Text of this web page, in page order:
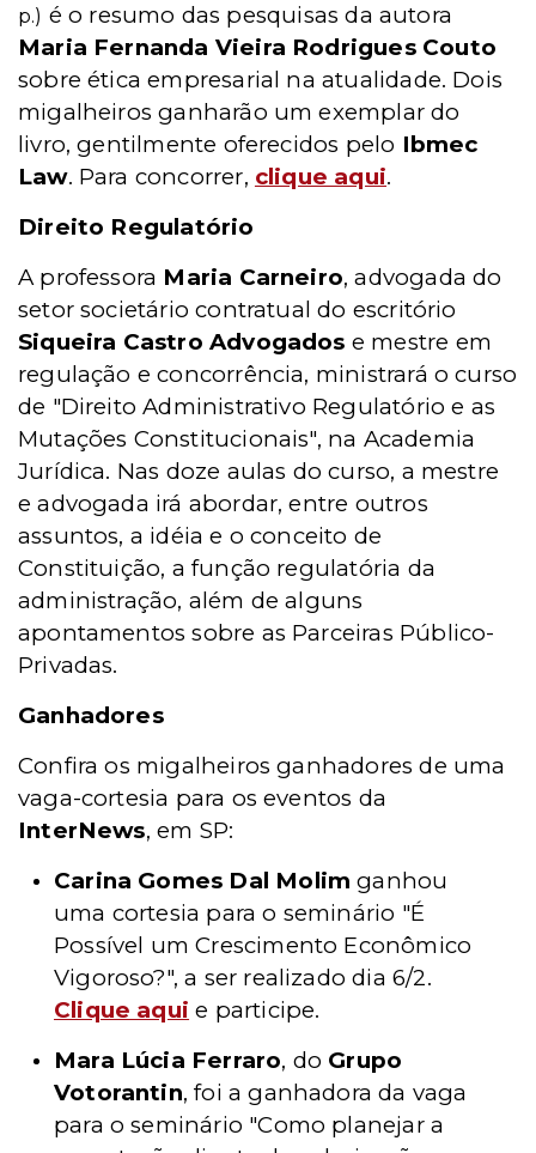
p.) é o resumo das pesquisas da autora
Maria Fernanda Vieira Rodrigues Couto
sobre ética empresarial na atualidade. Dois
migalheiros ganharão um exemplar do
livro, gentilmente oferecidos pelo Ibmec
Law. Para concorrer, clique aqui.
Direito Regulatório
A professora Maria Carneiro, advogada do
setor societário contratual do escritório
Siqueira Castro Advogados e mestre em
regulação e concorrência, ministrará o curso
de "Direito Administrativo Regulatório e as
Mutações Constitucionais", na Academia
Jurídica. Nas doze aulas do curso, a mestre
e advogada irá abordar, entre outros
assuntos, a idéia e o conceito de
Constituição, a função regulatória da
administração, além de alguns
apontamentos sobre as Parceiras Público-
Privadas.
Ganhadores
Confira os migalheiros ganhadores de uma
vaga-cortesia para os eventos da
InterNews, em SP:
Carina Gomes Dal Molim ganhou
uma cortesia para o seminário "É
Possível um Crescimento Econômico
Vigoroso?", a ser realizado dia 6/2.
Clique aqui e participe.
Mara Lúcia Ferraro, do Grupo
Votorantin, foi a ganhadora da vaga
para o seminário "Como planejar a